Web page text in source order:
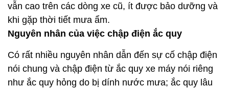
vẫn cao trên các dòng xe cũ, ít được bảo dưỡng và
khi gặp thời tiết mưa ẩm.
Nguyên nhân của việc chập điện ắc quy
Có rất nhiều nguyên nhân dẫn đến sự cố chập điện
nói chung và chập điện từ ắc quy xe máy nói riêng
như ắc quy hỏng do bị dính nước mưa; ắc quy lâu